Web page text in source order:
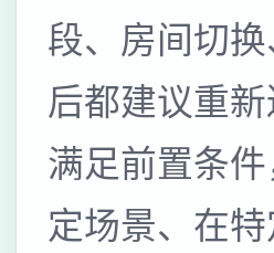
段、房间切
后都建议重
满足前置条
定场景、在